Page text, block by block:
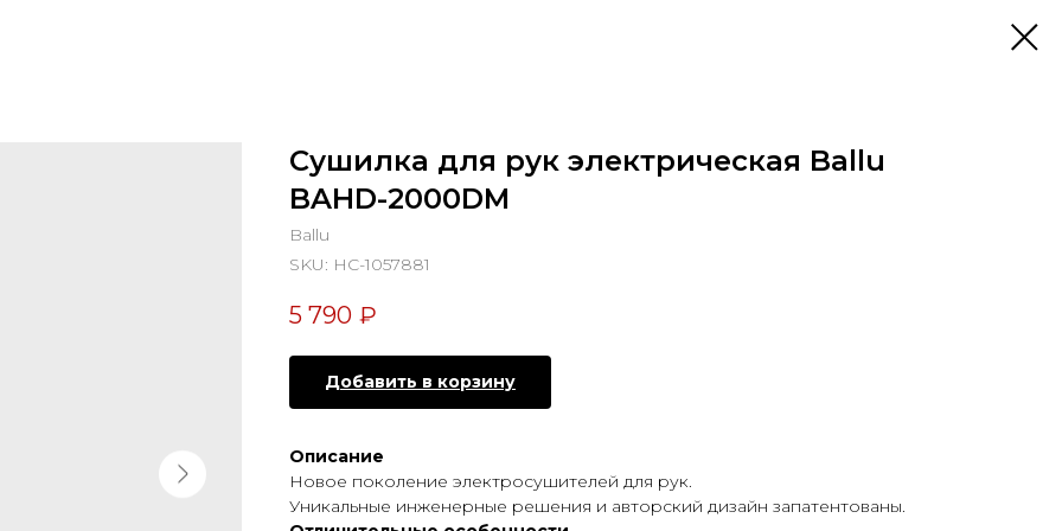
Сушилка для рук электрическая Ballu
BAHD-2000DM
Ballu
SKU: НС-1057881
5 790 ₽
Добавить в корзину
Описание
Новое поколение электросушителей для рук.
Уникальные инженерные решения и авторский дизайн запатентованы.